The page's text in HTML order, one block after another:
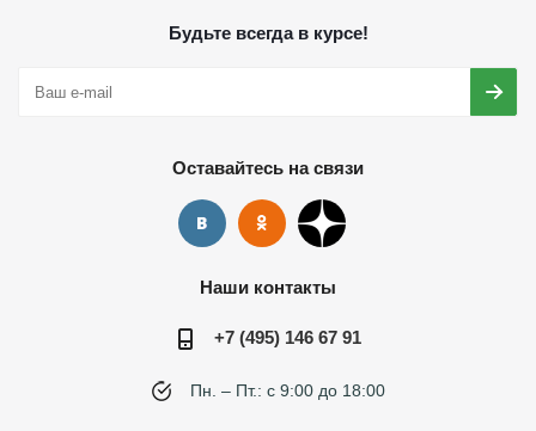
Будьте всегда в курсе!
Оставайтесь на связи
Наши контакты
+7 (495) 146 67 91
Пн. – Пт.: с 9:00 до 18:00